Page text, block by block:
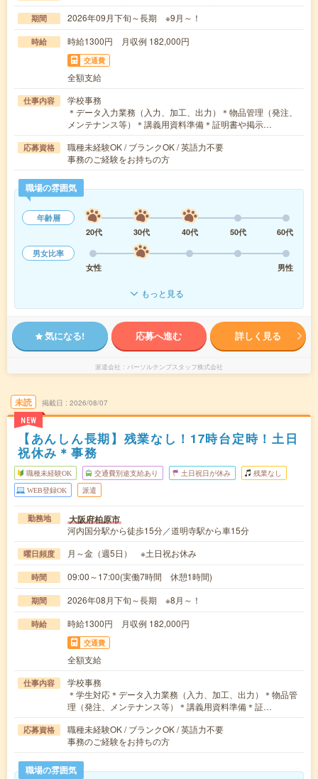
期間 2026年09月下旬～長期 ※9月～！
時給 時給1300円 月収例 182,000円
交通費
全額支給
仕事内容
学校事務
＊データ入力業務（入力、加工、出力）＊物品管理（発注、
メンテナンス等）＊講義用資料準備＊証明書や掲示…
応募資格
職種未経験OK / ブランクOK / 英語力不要
事務のご経験をお持ちの方
職場の雰囲気
年齢層
20代
30代 40代 50代
60代
男女比率
女性
男性
もっと見る
気になる! 応募へ進む 詳しく見る
派遣会社 パーソルテンプスタッフ株式会社
未読
NEW
掲載日 2026/08/07
【あんしん長期】残業なし！17時台定時！土日
祝休み＊事務
職種未経験OK 交通費別途支給あり 土日祝日が休み 残業なし
WEB登録OK 派遣
勤務地 大阪府柏原市
河内国分駅から徒歩15分／道明寺駅から車15分
曜日頻度 月～金（週5日） ※土日祝お休み
時間 09:00～17:00(実働7時間 休憩1時間)
期間 2026年08月下旬～長期 ※8月～！
時給 時給1300円 月収例 182,000円
交通費
全額支給
仕事内容
学校事務
＊学生対応＊データ入力業務（入力、加工、出力）＊物品管
理（発注、メンテナンス等）＊講義用資料準備＊証…
応募資格
職種未経験OK / ブランクOK / 英語力不要
事務のご経験をお持ちの方
職場の雰囲気